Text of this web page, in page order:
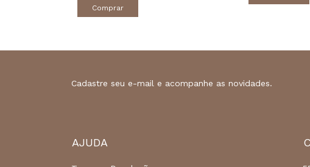
Comprar
Cadastre seu e-mail e acompanhe as novidades.
AJUDA